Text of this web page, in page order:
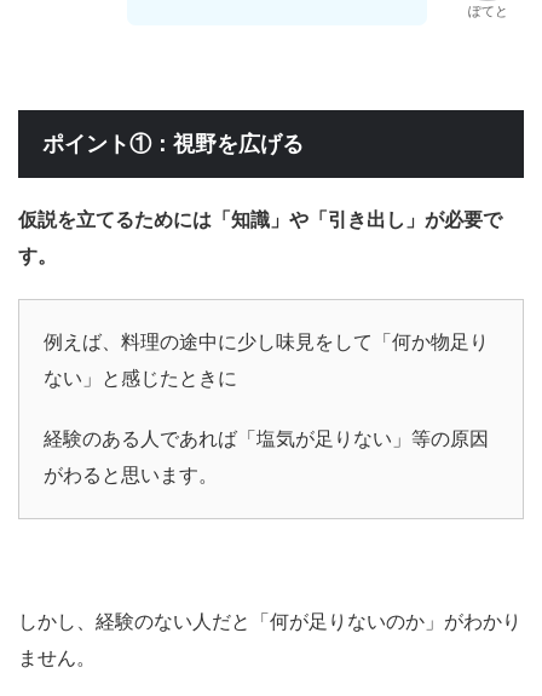
ぽてと
ポイント①：視野を広げる
仮説を立てるためには「知識」や「引き出し」が必要で
す。
例えば、料理の途中に少し味見をして「何か物足り
ない」と感じたときに
経験のある人であれば「塩気が足りない」等の原因
がわると思います。
しかし、経験のない人だと「何が足りないのか」がわかり
ません。